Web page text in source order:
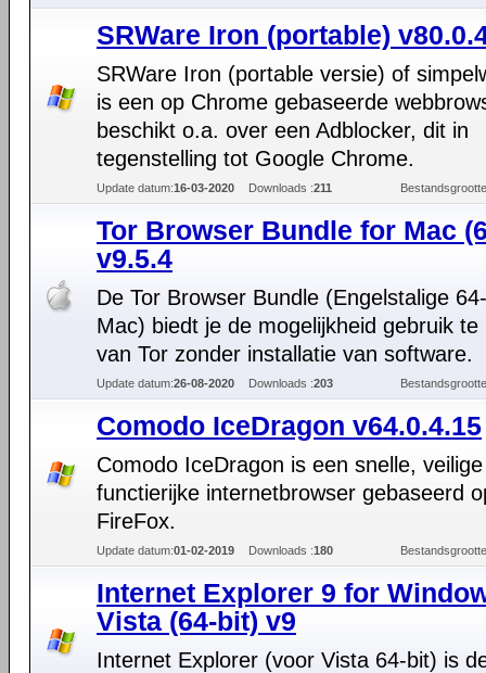
SRWare Iron (portable)
SRWare Iron (portable versie) of
is een op Chrome gebaseerde
beschikt o.a. over een Adblocker, dit in
tegenstelling tot Google Chrome.
Update datum:16-03-2020 Downloads :211
Tor Browser Bundle for Mac
v9.5.4
De Tor Browser Bundle (Engelstalige
Mac) biedt je de mogelijkheid gebruik te
van Tor zonder installatie van software.
Update datum:26-08-2020 Downloads :203
Comodo IceDragon v64.0.4.15
Comodo IceDragon is een snelle,
functierijke internetbrowser gebaseerd
FireFox.
Update datum:01-02-2019 Downloads :180
Internet Explorer 9 for
Vista (64-bit) v9
Internet Explorer (voor Vista 64-bit) is